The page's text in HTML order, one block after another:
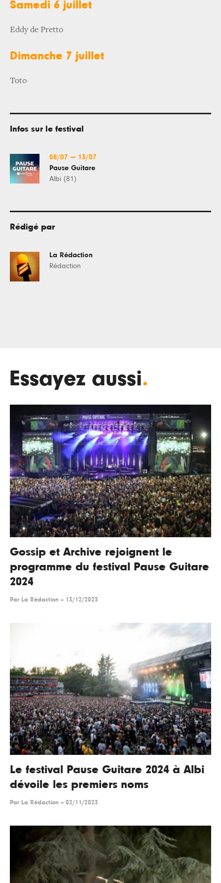
Samedi 6 juillet
Eddy de Pretto
Dimanche 7 juillet
Toto
Infos sur le festival
08/07 — 13/07
Pause Guitare
Albi (81)
Rédigé par
La Rédaction
Rédaction
Essayez aussi.
Gossip et Archive rejoignent le
programme du festival Pause Guitare
2024
Par La Rédaction -- 13/12/2023
Le festival Pause Guitare 2024 à Albi
dévoile les premiers noms
Par La Rédaction -- 02/11/2023